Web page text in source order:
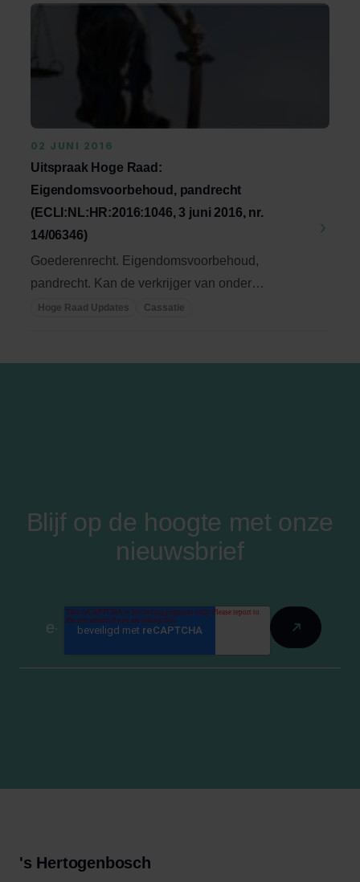
02 JUNI 2016
Uitspraak Hoge Raad:
Eigendomsvoorbehoud, pandrecht
(ECLI:NL:HR:2016:1046, 3 juni 2016, nr.
14/06346)
Goederenrecht. Eigendomsvoorbehoud,
pandrecht. Kan de verkrijger van onder
eigendomsvoorbehoud ...
Hoge Raad Updates Cassatie
Blijf op de hoogte met onze
nieuwsbrief
's Hertogenbosch